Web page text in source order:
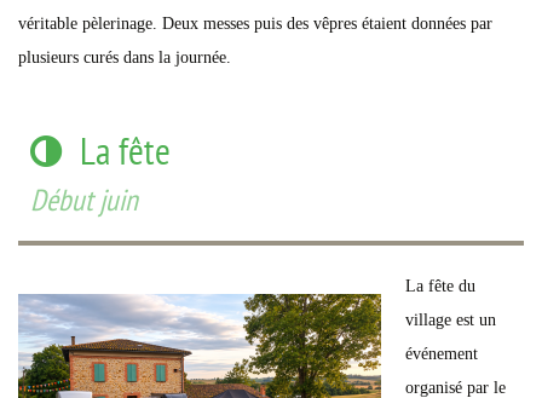
véritable pèlerinage. Deux messes puis des vêpres étaient données par
plusieurs curés dans la journée.
La fête
Début juin
La fête du
village est un
événement
organisé par le